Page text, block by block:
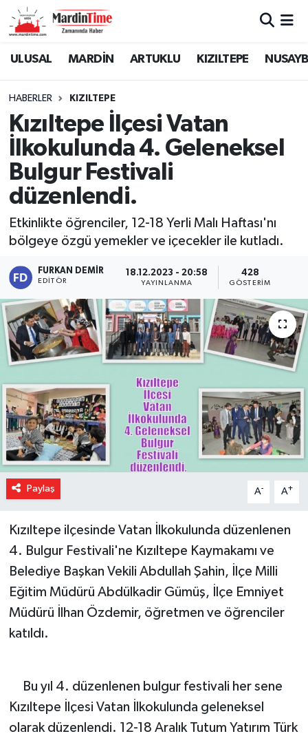
ULUSAL MARDİN ARTUKLU KIZILTEPE
HABERLER KIZILTEPE
Kızıltepe İlçesi Vatan
İlkokulunda 4. Geleneksel
Bulgur Festivali
düzenlendi.
Etkinlikte öğrenciler, 12-18 Yerli Malı Haftası'nı
bölgeye özgü yemekler ve içecekler ile kutladı.
FURKAN DEMIR
EDITÖR
18.12.2023 - 20:58
YAYINLANMA
428
GÖSTERIM
Paylaş A- A+
Kızıltepe ilçesinde Vatan İlkokulunda düzenlenen
4. Bulgur Festivali'ne Kızıltepe Kaymakamı ve
Belediye Başkan Vekili Abdullah Şahin, İlçe Milli
Eğitim Müdürü Abdülkadir Gümüş, İlçe Emniyet
Müdürü İlhan Özdemir, öğretmen ve öğrenciler
katıldı.
Bu yıl 4. düzenlenen bulgur festivali her sene
Kızıltepe İlçesi Vatan İlkokulunda geleneksel
olarak düzenlendi. 12-18 Aralık Tutum Yatırım Türk
Mardin Nöbetçi Eczaneler
Mardin Namaz Vakitleri
Mardin Trafik Yoğunluk Haritası
Süper Lig Puan Durumu ve Fikstür
Tüm Manşetler
Son Dakika Haberleri
Haber Arşivi